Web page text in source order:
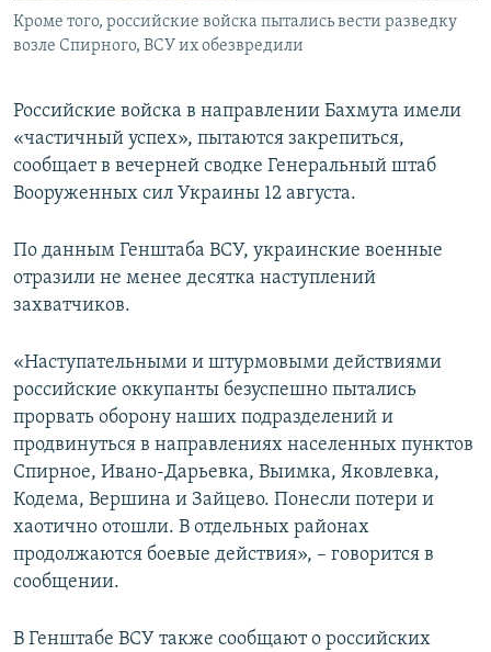
УКРАИНСКАЯ ПРОБЛЕМА КРЫМА
Все сайты RFE/RL
Кроме того, российские войска пытались вести разведку
возле Спирного, ВСУ их обезвредили
Российские войска в направлении Бахмута имели
«частичный успех», пытаются закрепиться,
сообщает в вечерней сводке Генеральный штаб
Вооруженных сил Украины 12 августа.
По данным Генштаба ВСУ, украинские военные
отразили не менее десятка наступлений
захватчиков.
«Наступательными и штурмовыми действиями
российские оккупанты безуспешно пытались
прорвать оборону наших подразделений и
продвинуться в направлениях населенных пунктов
Спирное, Ивано-Дарьевка, Выимка, Яковлевка,
Кодема, Вершина и Зайцево. Понесли потери и
хаотично отошли. В отдельных районах
продолжаются боевые действия», – говорится в
сообщении.
В Генштабе ВСУ также сообщают о российских